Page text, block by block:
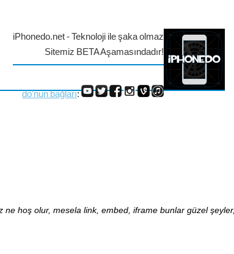
iPhonedo.net - Teknoloji ile şaka olmaz
Sitemiz BETA Aşamasındadır!
do'nun bağları:
hoş olur, mesela link, embed, iframe bunlar güzel şeyler,